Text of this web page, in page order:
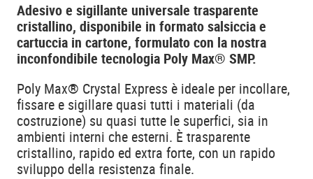
Adesivo e sigillante universale trasparente
cristallino, disponibile in formato salsiccia e
cartuccia in cartone, formulato con la nostra
inconfondibile tecnologia Poly Max® SMP.
Poly Max® Crystal Express è ideale per incollare,
fissare e sigillare quasi tutti i materiali (da
costruzione) su quasi tutte le superfici, sia in
ambienti interni che esterni. È trasparente
cristallino, rapido ed extra forte, con un rapido
sviluppo della resistenza finale.